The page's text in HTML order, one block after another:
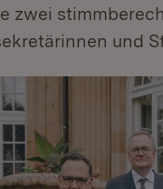
zwei
und